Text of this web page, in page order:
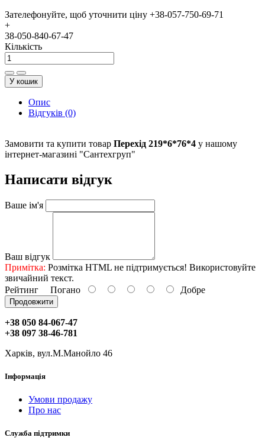
Зателефонуйте, щоб уточнити ціну +38-057-750-69-71
+
38-050-840-67-47
Кількість
У кошик
Опис
Відгуків (0)
Замовити та купити товар Перехід 219*6*76*4 у нашому
інтернет-магазині "Сантехгруп"
Написати відгук
Ваше ім'я
Ваш відгук
Примітка: Розмітка HTML не підтримується! Використовуйте
звичайний текст.
Рейтинг Погано Добре
Продовжити
+38 050 84-067-47
+38 097 38-46-781
Харків, вул.М.Манойло 46
Інформація
Умови продажу
Про нас
Служба підтримки